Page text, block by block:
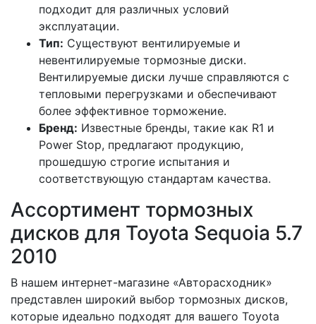
подходит для различных условий
эксплуатации.
Тип: Существуют вентилируемые и
невентилируемые тормозные диски.
Вентилируемые диски лучше справляются с
тепловыми перегрузками и обеспечивают
более эффективное торможение.
Бренд: Известные бренды, такие как R1 и
Power Stop, предлагают продукцию,
прошедшую строгие испытания и
соответствующую стандартам качества.
Ассортимент тормозных
дисков для Toyota Sequoia 5.7
2010
В нашем интернет-магазине «Авторасходник»
представлен широкий выбор тормозных дисков,
которые идеально подходят для вашего Toyota